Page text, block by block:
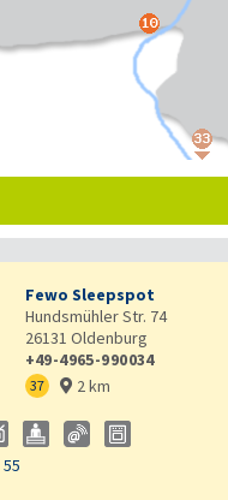
Fewo Sleepspot
Hundsmühler Str. 74
26131 Oldenburg
+49-4965-990034
37  2 km
55